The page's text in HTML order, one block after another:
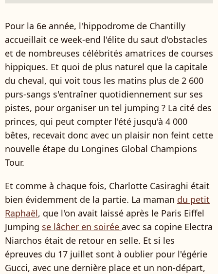
Pour la 6e année, l'hippodrome de Chantilly
accueillait ce week-end l'élite du saut d'obstacles
et de nombreuses célébrités amatrices de courses
hippiques. Et quoi de plus naturel que la capitale
du cheval, qui voit tous les matins plus de 2 600
purs-sangs s'entraîner quotidiennement sur ses
pistes, pour organiser un tel jumping ? La cité des
princes, qui peut compter l'été jusqu'à 4 000
bêtes, recevait donc avec un plaisir non feint cette
nouvelle étape du Longines Global Champions
Tour.
Et comme à chaque fois, Charlotte Casiraghi était
bien évidemment de la partie. La maman du petit
Raphaël, que l'on avait laissé après le Paris Eiffel
Jumping se lâcher en soirée avec sa copine Electra
Niarchos était de retour en selle. Et si les
épreuves du 17 juillet sont à oublier pour l'égérie
Gucci, avec une dernière place et un non-départ,